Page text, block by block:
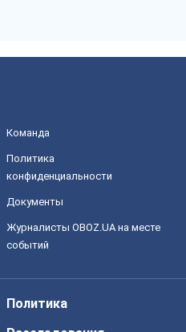
Команда
Политика
конфиденциальности
Документы
Журналисты OBOZ.UA на месте
событий
Политика